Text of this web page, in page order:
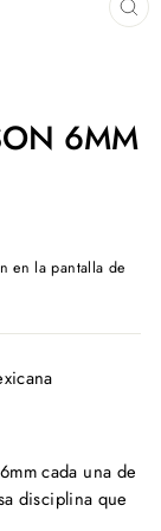
6MM
en la pantalla de
cada una de
disciplina que